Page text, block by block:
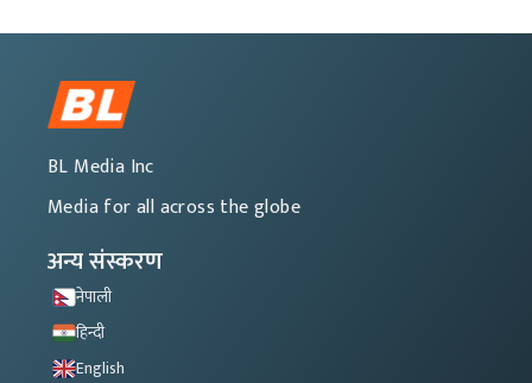
BL Media Inc
Media for all across the globe
अन्य संस्करण
नेपाली
हिन्दी
English